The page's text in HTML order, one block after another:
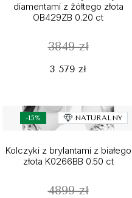
diamentami z żółtego złota
OB429ZB 0.20 ct
3849 zł
3 579 zł
-15% NATURALNY
Kolczyki z brylantami z białego
złota K0266BB 0.50 ct
4899 zł